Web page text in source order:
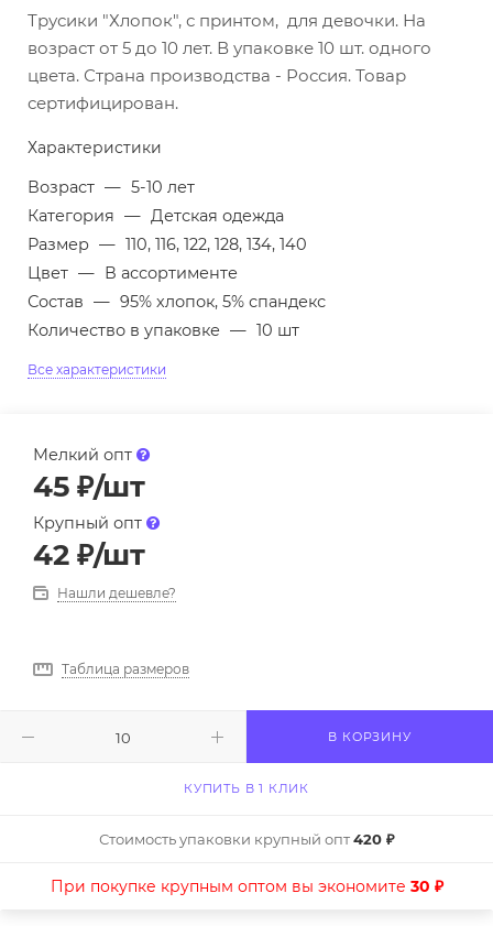
Трусики "Хлопок", с принтом, для девочки. На
возраст от 5 до 10 лет. В упаковке 10 шт. одного
цвета. Страна производства - Россия. Товар
сертифицирован.
Характеристики
Возраст — 5-10 лет
Категория — Детская одежда
Размер — 110, 116, 122, 128, 134, 140
Цвет — В ассортименте
Состав — 95% хлопок, 5% спандекс
Количество в упаковке — 10 шт
Все характеристики
Мелкий опт
45 ₽/шт
Крупный опт
42 ₽/шт
Нашли дешевле?
Таблица размеров
В КОРЗИНУ
КУПИТЬ В 1 КЛИК
Стоимость упаковки крупный опт420 ₽
При покупке крупным оптом вы экономите 30 ₽